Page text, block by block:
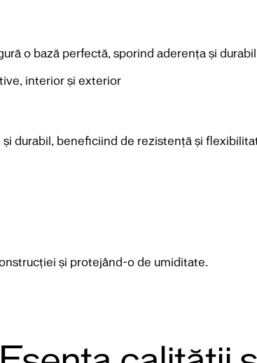
o bază perfectă, sporind aderența și
interior și exterior
durabil, beneficiind de rezistență și
și protejând-o de umiditate.